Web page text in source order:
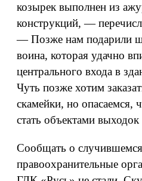
козырек выполнен из
конструкций, —
— Позже нам подарили
воина, которая удачно
центрального входа в
Чуть позже хотим
скамейки, но опасаемся,
стать объектами выходок
Сообщать о
правоохранительные